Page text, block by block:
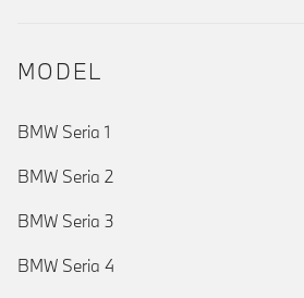
MODEL
BMW Seria 1
BMW Seria 2
BMW Seria 3
BMW Seria 4